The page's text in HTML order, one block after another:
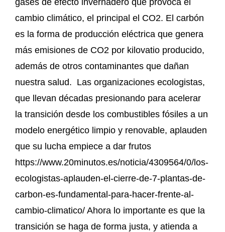
gases de efecto invernadero que provoca el
cambio climático, el principal el CO2. El carbón
es la forma de producción eléctrica que genera
más emisiones de CO2 por kilovatio producido,
además de otros contaminantes que dañan
nuestra salud. Las organizaciones ecologistas,
que llevan décadas presionando para acelerar
la transición desde los combustibles fósiles a un
modelo energético limpio y renovable, aplauden
que su lucha empiece a dar frutos
https://www.20minutos.es/noticia/4309564/0/los-
ecologistas-aplauden-el-cierre-de-7-plantas-de-
carbon-es-fundamental-para-hacer-frente-al-
cambio-climatico/ Ahora lo importante es que la
transición se haga de forma justa, y atienda a